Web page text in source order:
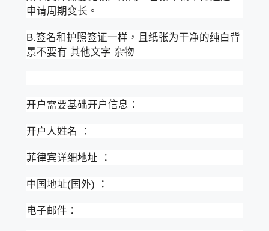
申请周期变长。
B.签名和护照签证一样，且纸张为干净的纯白背
景不要有 其他文字 杂物
开户需要基础开户信息：
开户人姓名 ：
菲律宾详细地址 ：
中国地址(国外) ：
电子邮件：